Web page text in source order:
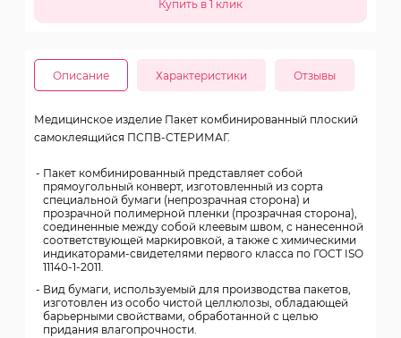
Описание Характеристики Отзывы
Медицинское изделие Пакет комбинированный плоский
самоклеящийся ПСПВ-СТЕРИМАГ.
Пакет комбинированный представляет собой
прямоугольный конверт, изготовленный из сорта
специальной бумаги (непрозрачная сторона) и
прозрачной полимерной пленки (прозрачная сторона),
соединенные между собой клеевым швом, с нанесенной
соответствующей маркировкой, а также с химическими
индикаторами-свидетелями первого класса по ГОСТ ISO
11140-1-2011.
Вид бумаги, используемый для производства пакетов,
изготовлен из особо чистой целлюлозы, обладающей
барьерными свойствами, обработанной с целью
придания влагопрочности.